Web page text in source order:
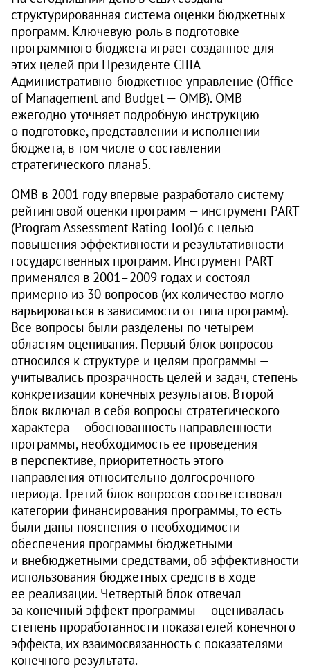
структурированная система оценки бюджетных
программ. Ключевую роль в подготовке
программного бюджета играет созданное для
этих целей при Президенте США
Административно-бюджетное управление (Office
of Management and Budget — OMB). OMB
ежегодно уточняет подробную инструкцию
о подготовке, представлении и исполнении
бюджета, в том числе о составлении
стратегического плана5.
OMB в 2001 году впервые разработало систему
рейтинговой оценки программ — инструмент PART
(Program Assessment Rating Tool)6 с целью
повышения эффективности и результативности
государственных программ. Инструмент PART
применялся в 2001–2009 годах и состоял
примерно из 30 вопросов (их количество могло
варьироваться в зависимости от типа программ).
Все вопросы были разделены по четырем
областям оценивания. Первый блок вопросов
относился к структуре и целям программы —
учитывались прозрачность целей и задач, степень
конкретизации конечных результатов. Второй
блок включал в себя вопросы стратегического
характера — обоснованность направленности
программы, необходимость ее проведения
в перспективе, приоритетность этого
направления относительно долгосрочного
периода. Третий блок вопросов соответствовал
категории финансирования программы, то есть
были даны пояснения о необходимости
обеспечения программы бюджетными
и внебюджетными средствами, об эффективности
использования бюджетных средств в ходе
ее реализации. Четвертый блок отвечал
за конечный эффект программы — оценивалась
степень проработанности показателей конечного
эффекта, их взаимо­связанность с показателями
конечного результата.